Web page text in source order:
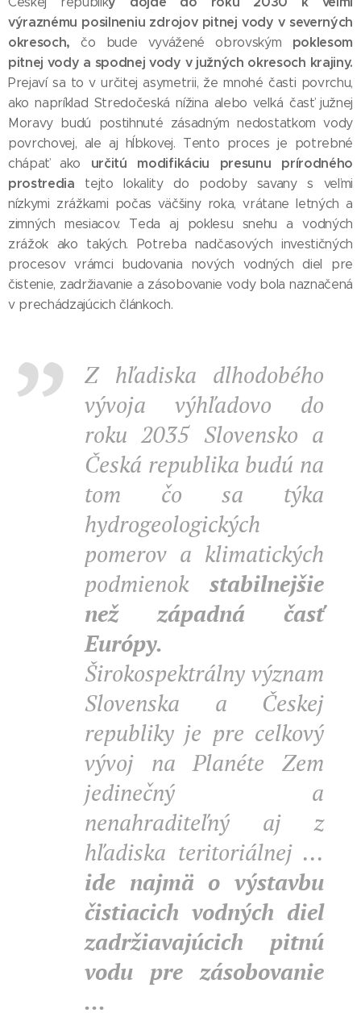
výraznému posilneniu zdrojov pitnej vody v severných
okresoch, čo bude vyvážené obrovským poklesom
pitnej vody a spodnej vody v južných okresoch krajiny.
Prejaví sa to v určitej asymetrii, že mnohé časti povrchu,
ako napríklad Stredočeská nížina alebo veľká časť južnej
Moravy budú postihnuté zásadným nedostatkom vody
povrchovej, ale aj hĺbkovej. Tento proces je potrebné
chápať ako určitú modifikáciu presunu prírodného
prostredia tejto lokality do podoby savany s veľmi
nízkymi zrážkami počas väčšiny roka, vrátane letných a
zimných mesiacov. Teda aj poklesu snehu a vodných
zrážok ako takých. Potreba nadčasových investičných
procesov vrámci budovania nových vodných diel pre
čistenie, zadržiavanie a zásobovanie vody bola naznačená
v prechádzajúcich článkoch.
Z hľadiska dlhodobého
vývoja výhľadovo do
roku 2035 Slovensko a
Česká republika budú na
tom čo sa týka
hydrogeologických
pomerov a klimatických
podmienok stabilnejšie
než západná časť
Európy.
Širokospektrálny význam
Slovenska a Českej
republiky je pre celkový
vývoj na Planéte Zem
jedinečný a
nenahraditeľný aj z
hľadiska teritoriálnej ...
ide najmä o výstavbu
čistiacich vodných diel
zadržiavajúcich pitnú
vodu pre zásobovanie
...